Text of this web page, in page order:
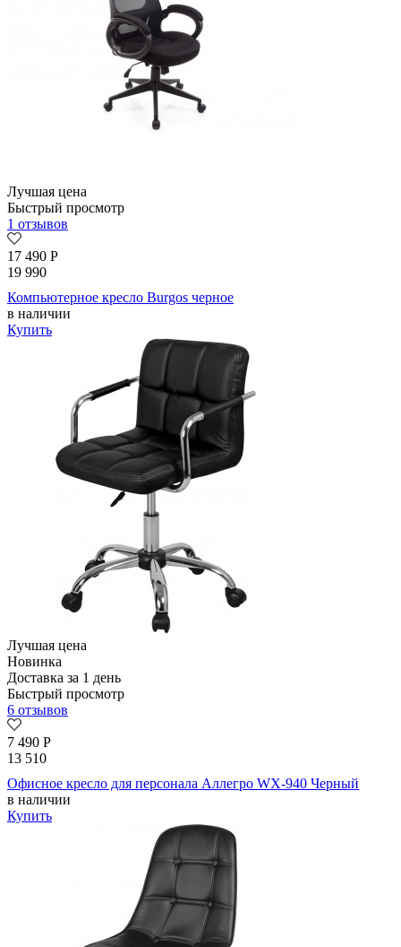
Лучшая цена
Быстрый просмотр
1 отзывов
17 490 Р
19 990
Компьютерное кресло Burgos черное
в наличии
Купить
Лучшая цена
Новинка
Доставка за 1 день
Быстрый просмотр
6 отзывов
7 490 Р
13 510
Офисное кресло для персонала Аллегро WX-940 Черный
в наличии
Купить